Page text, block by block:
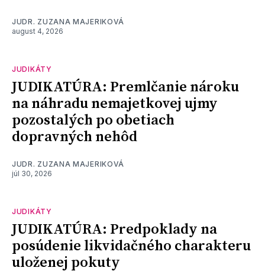
JUDR. ZUZANA MAJERIKOVÁ
august 4, 2026
JUDIKÁTY
JUDIKATÚRA: Premlčanie nároku
na náhradu nemajetkovej ujmy
pozostalých po obetiach
dopravných nehôd
JUDR. ZUZANA MAJERIKOVÁ
júl 30, 2026
JUDIKÁTY
JUDIKATÚRA: Predpoklady na
posúdenie likvidačného charakteru
uloženej pokuty